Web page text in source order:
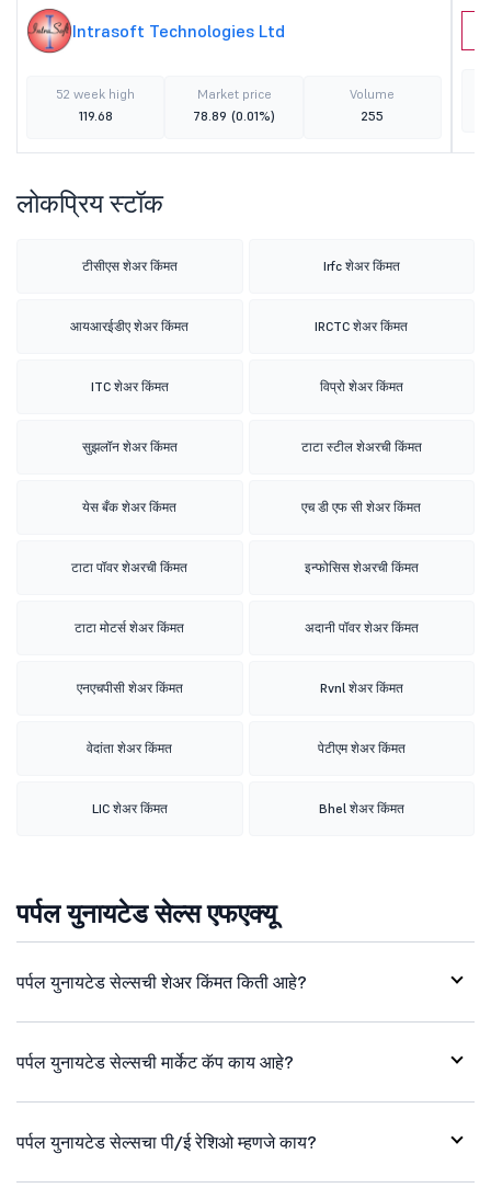
Intrasoft Technologies Ltd
52 week high
119.68
Market price
78.89 (0.01%)
Volume
255
लोकप्रिय स्टॉक
टीसीएस शेअर किंमत Irfc शेअर किंमत
आयआरईडीए शेअर किंमत IRCTC शेअर किंमत
ITC शेअर किंमत विप्रो शेअर किंमत
सुझलॉन शेअर किंमत टाटा स्टील शेअरची किंमत
येस बँक शेअर किंमत एच डी एफ सी शेअर किंमत
टाटा पॉवर शेअरची किंमत इन्फोसिस शेअरची किंमत
टाटा मोटर्स शेअर किंमत अदानी पॉवर शेअर किंमत
एनएचपीसी शेअर किंमत Rvnl शेअर किंमत
वेदांता शेअर किंमत पेटीएम शेअर किंमत
LIC शेअर किंमत Bhel शेअर किंमत
पर्पल युनायटेड सेल्स एफएक्यू
पर्पल युनायटेड सेल्सची शेअर किंमत किती आहे?
पर्पल युनायटेड सेल्सची मार्केट कॅप काय आहे?
पर्पल युनायटेड सेल्सचा पी/ई रेशिओ म्हणजे काय?